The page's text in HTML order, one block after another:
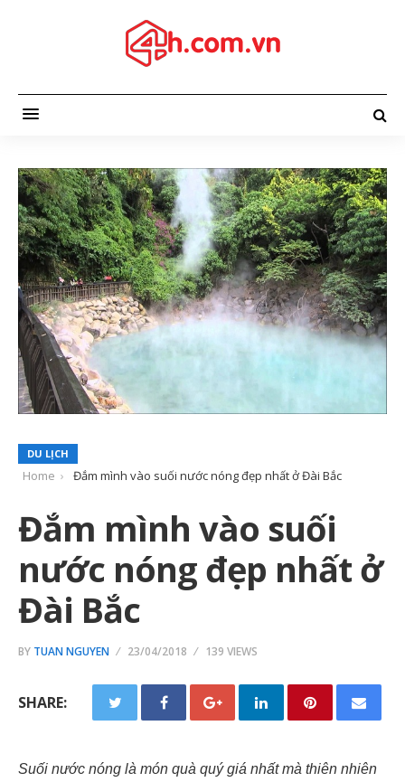
DU LỊCH
Home Đắm mình vào suối nước nóng đẹp nhất ở Đài Bắc
Đắm mình vào suối
nước nóng đẹp nhất ở
Đài Bắc
BY TUAN NGUYEN 23/04/2018 139 VIEWS
SHARE:
Suối nước nóng là món quà quý giá nhất mà thiên nhiên